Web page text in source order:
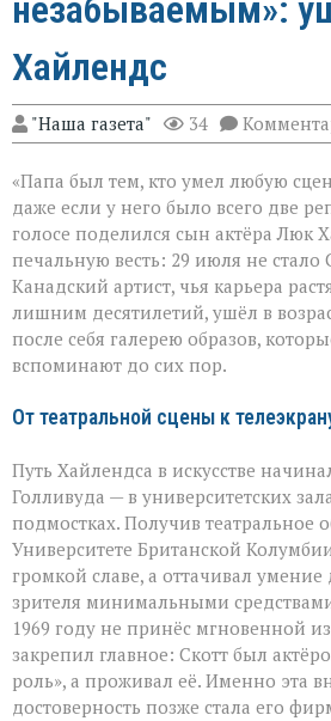
незабываемым»:
Хайлендс
"Наша газета" 34
«Папа был тем, кто умел любую
даже если у него было всего две
голосе поделился сын актёра Люк
печальную весть: 29 июля не стало
Канадский артист, чья карьера
лишним десятилетий, ушёл в
после себя галерею образов,
вспоминают до сих пор.
От театральной сцены к
Путь Хайлендса в искусстве
Голливуда — в университетских
подмостках. Получив театральное
Университете Британской
громкой славе, а оттачивал
зрителя минимальными
1969 году не принёс мгновенной
закрепил главное: Скотт был
роль», а проживал её. Именно эта
достоверность позже стала его